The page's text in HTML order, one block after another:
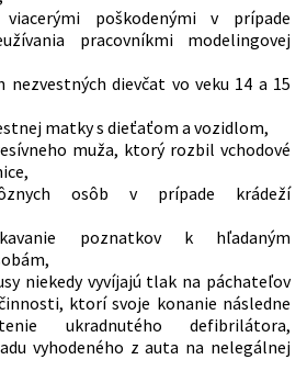
poškodenými v prípade
pracovníkmi modelingovej
nezvestných dievčat vo veku 14 a 15
matky s dieťaťom a vozidlom,
muža, ktorý rozbil vchodové
osôb v prípade krádeží
poznatkov k hľadaným
niekedy vyvíjajú tlak na páchateľov
ktorí svoje konanie následne
ukradnutého defibrilátora,
vyhodeného z auta na nelegálnej